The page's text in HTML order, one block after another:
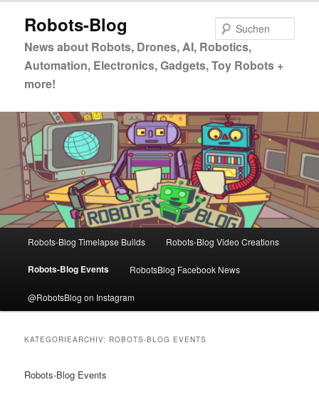
primären
springen
sekundären
springen
Robots-Blog
News about Robots, Drones, AI, Robotics,
Automation, Electronics, Gadgets, Toy Robots +
more!
Robots-Blog Timelapse Builds Robots-Blog Video Creations
Robots-Blog Events RobotsBlog Facebook News
@RobotsBlog on Instagram
KATEGORIEARCHIV: ROBOTS-BLOG EVENTS
Robots-Blog Events